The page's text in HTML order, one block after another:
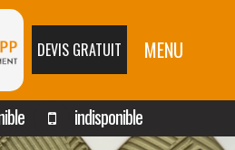
DEVIS GRATUIT MENU
indisponible